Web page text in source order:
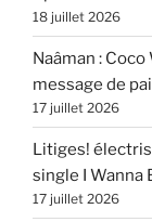
18 juillet 2026
Naâman :
message de
17 juillet 2026
Litiges!
single I Wanna
17 juillet 2026